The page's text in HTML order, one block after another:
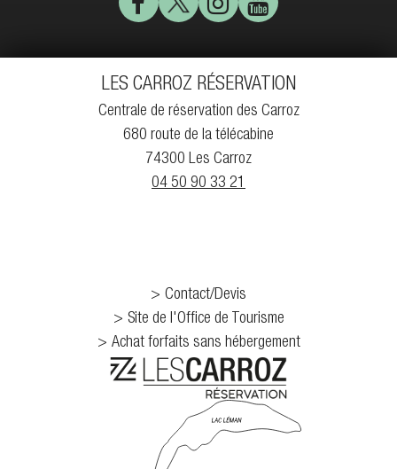
LES CARROZ RÉSERVATION
Centrale de réservation des Carroz
680 route de la télécabine
74300 Les Carroz
04 50 90 33 21
Contact/Devis
Site de l'Office de Tourisme
Achat forfaits sans hébergement